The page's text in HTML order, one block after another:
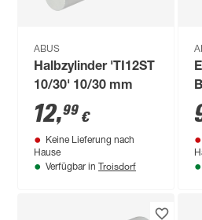
ABUS
Halbzylinder 'TI12ST
10/30' 10/30 mm
12,99 €
Keine Lieferung nach
Hause
Verfügbar in Troisdorf